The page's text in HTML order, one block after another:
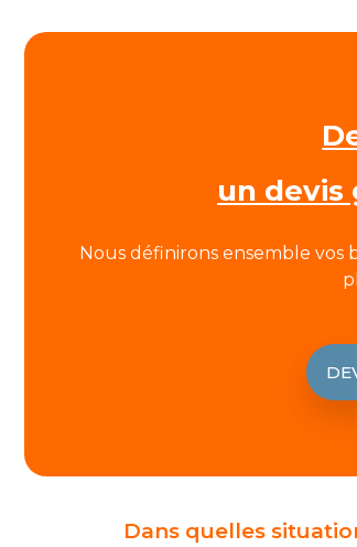
un devis
Nous définirons ensemble vos
Dans quelles